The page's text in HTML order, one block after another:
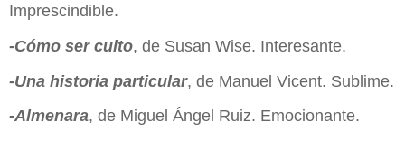
Imprescindible.
-Cómo ser culto, de Susan Wise. Interesante.
-Una historia particular, de Manuel Vicent. Sublime.
-Almenara, de Miguel Ángel Ruiz. Emocionante.